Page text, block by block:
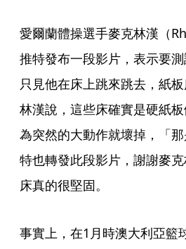
愛爾蘭體操選手麥克林漢（
推特發布一段影片，表示要
只見他在床上跳來跳去，紙
林漢說，這些床確實是硬紙
為突然的大動作就壞掉，「
特也轉發此段影片，謝謝麥
床真的很堅固。
事實上，在1月時澳大利亞籃